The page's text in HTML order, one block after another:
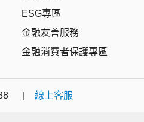
ESG專區
金融友善服務
金融消費者保護專區
| 線上客服